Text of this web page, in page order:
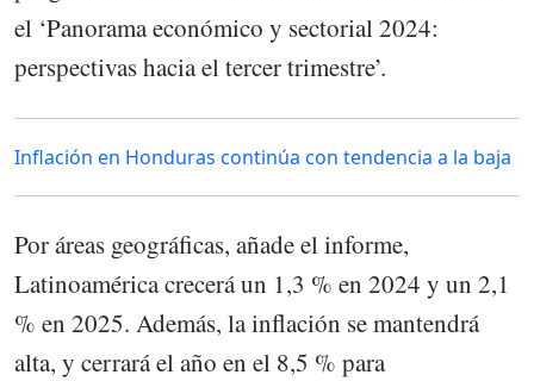
el ‘Panorama económico y sectorial 2024:
perspectivas hacia el tercer trimestre’.
Inflación en Honduras continúa con tendencia a la baja
Por áreas geográficas, añade el informe,
Latinoamérica crecerá un 1,3 % en 2024 y un 2,1
% en 2025. Además, la inflación se mantendrá
alta, y cerrará el año en el 8,5 % para